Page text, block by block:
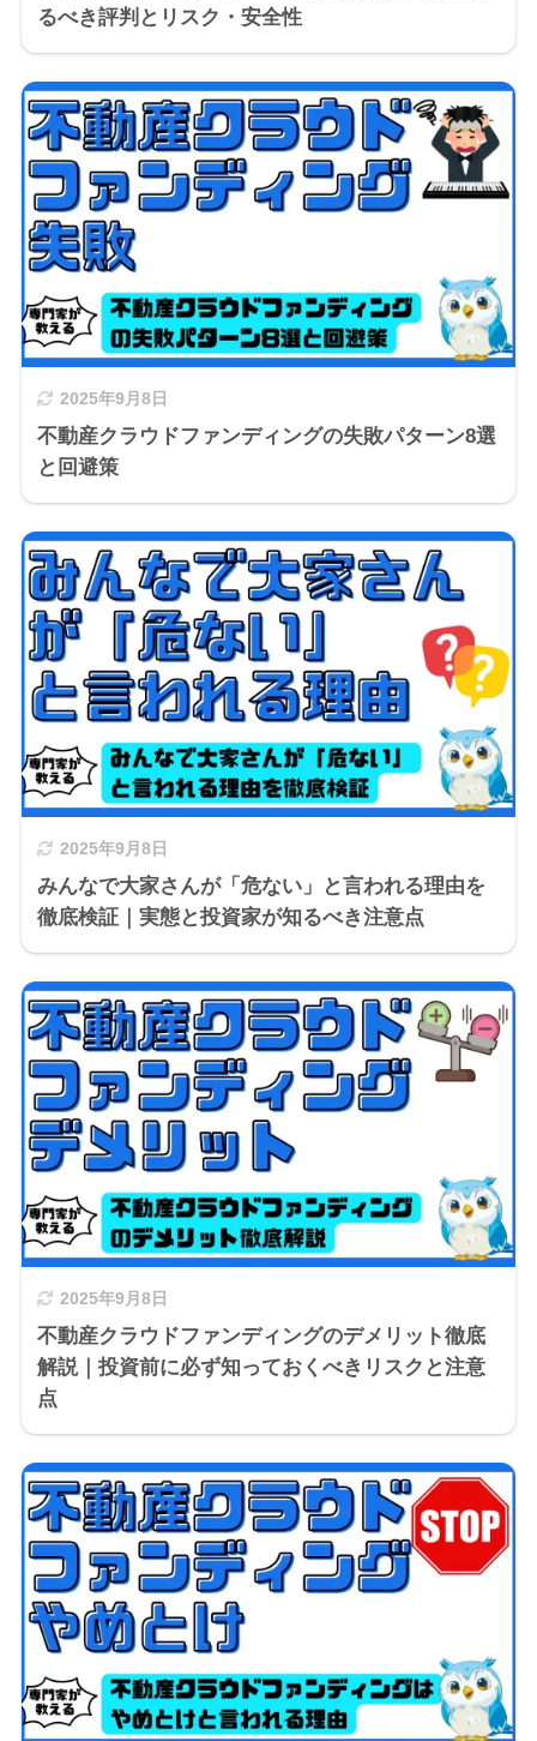
るべき評判とリスク・安全性
2025年9月8日
不動産クラウドファンディングの失敗パターン8選
と回避策
2025年9月8日
みんなで大家さんが「危ない」と言われる理由を
徹底検証｜実態と投資家が知るべき注意点
2025年9月8日
不動産クラウドファンディングのデメリット徹底
解説｜投資前に必ず知っておくべきリスクと注意
点